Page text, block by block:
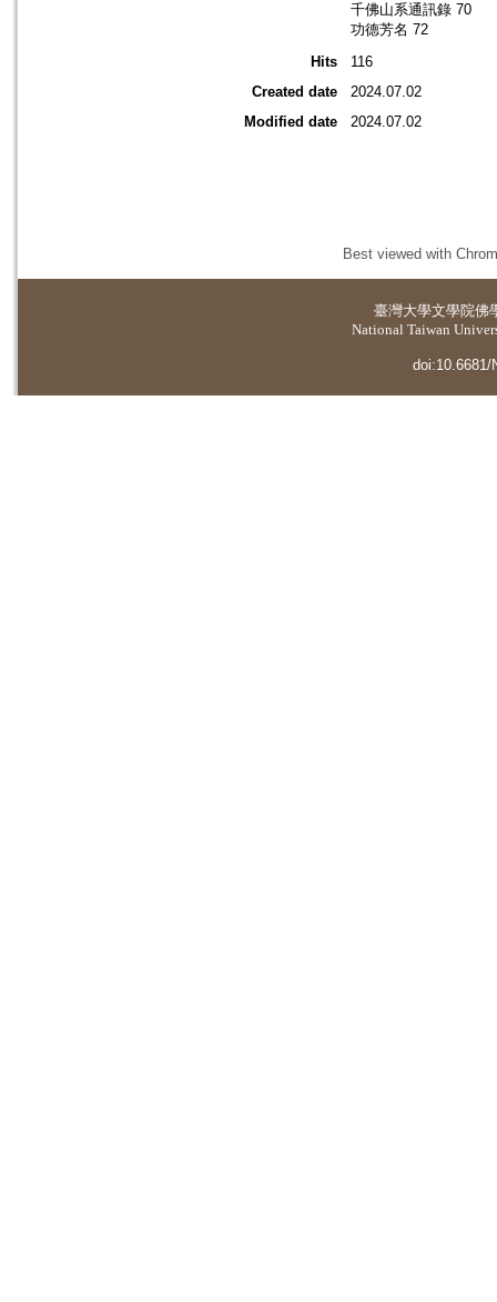
千佛山系通訊錄 70
功德芳名 72
Hits
116
Created date
2024.07.02
Modified date
2024.07.02
Best viewed with
臺灣大學文學院佛
National Taiwan
doi:10.6681/